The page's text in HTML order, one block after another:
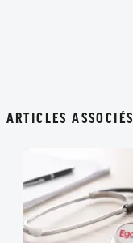
ARTICLES ASSOCIÉS